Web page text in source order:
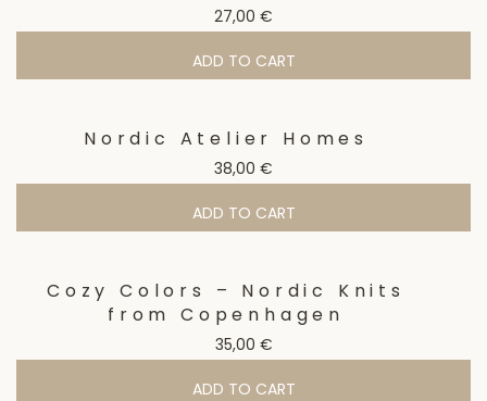
27,00 €
ADD TO CART
Nordic Atelier Homes
38,00 €
ADD TO CART
Cozy Colors – Nordic Knits
from Copenhagen
35,00 €
ADD TO CART